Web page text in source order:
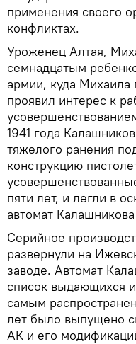
применения своего
конфликтах.
Уроженец Алтая,
семнадцатым
армии, куда Михаила
проявил интерес к
1941 года
тяжелого ранения
конструкцию
пяти лет, и легли в
автомат
Серийное
развернули на
заводе. Автомат
список выдающихся
самым
лет было выпущено
АК и его